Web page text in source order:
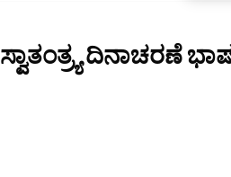
ಸ್ವಾತಂತ್ರ್ಯ ದಿನಾಚರಣೆ